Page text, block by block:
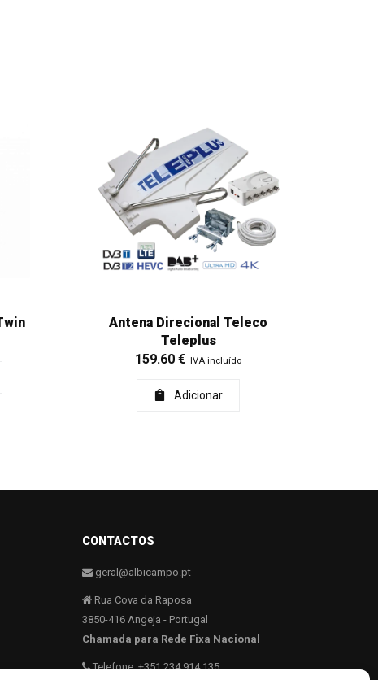
Antena Direcional Teleco
Teleplus
159.60€ IVA incluído
Adicionar
CONTACTOS
geral@albicampo.pt
Rua Cova da Raposa
3850-416 Angeja - Portugal
Chamada para Rede Fixa Nacional
Telefone: +351 234 914 135